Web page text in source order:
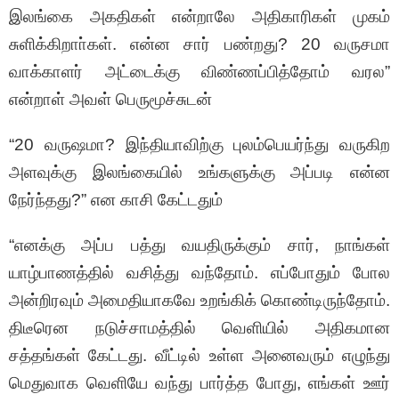
இலங்கை அகதிகள் என்றாலே அதிகாரிகள் முகம்
சுளிக்கிறாா்கள். என்ன சார் பண்றது? 20 வருசமா
வாக்காளர் அட்டைக்கு விண்ணப்பித்தோம் வரல”
என்றாள் அவள் பெருமூச்சுடன்
“20 வருஷமா? இந்தியாவிற்கு புலம்பெயர்ந்து வருகிற
அளவுக்கு இலங்கையில் உங்களுக்கு அப்படி என்ன
நேர்ந்தது?” என காசி கேட்டதும்
“எனக்கு அப்ப பத்து வயதிருக்கும் சார், நாங்கள்
யாழ்பாணத்தில் வசித்து வந்தோம். எப்போதும் போல
அன்றிரவும் அமைதியாகவே உறங்கிக் கொண்டிருந்தோம்.
திடீரென நடுச்சாமத்தில் வெளியில் அதிகமான
சத்தங்கள் கேட்டது. வீட்டில் உள்ள அனைவரும் எழுந்து
மெதுவாக வெளியே வந்து பார்த்த போது, எங்கள் ஊர்